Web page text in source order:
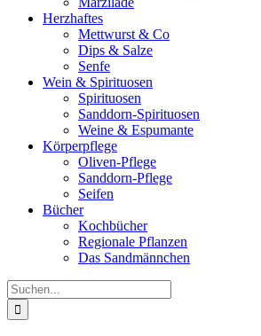
Herzhaftes
Mettwurst & Co
Dips & Salze
Senfe
Wein & Spirituosen
Spirituosen
Sanddorn-Spirituosen
Weine & Espumante
Körperpflege
Oliven-Pflege
Sanddorn-Pflege
Seifen
Bücher
Kochbücher
Regionale Pflanzen
Das Sandmännchen
Suche
nach: